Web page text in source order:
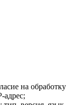
на обработку
адрес;